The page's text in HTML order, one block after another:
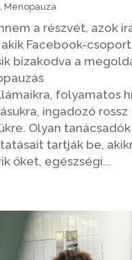
Menopauza
a részvét, azok
Facebook-
bizakodva a
folyamatos
ingadozó rossz
Olyan tanácsadók
tartják be,
őket, egészségi...